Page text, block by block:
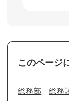
このページ
総務部 総務